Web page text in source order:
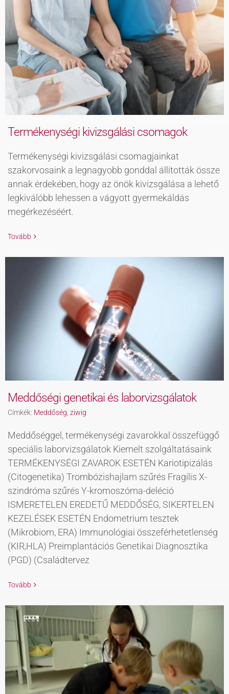
Termékenységi kivizsgálási csomagok
Termékenységi kivizsgálási csomagjainkat
szakorvosaink a legnagyobb gonddal állították össze
annak érdekében, hogy az önök kivizsgálása a lehető
legkiválóbb lehessen a vágyott gyermekáldás
megérkezéséért.
Tovább
Meddőségi genetikai és laborvizsgálatok
Címkék: Meddőség ziwig
Meddőséggel, termékenységi zavarokkal összefüggő
speciális laborvizsgálatok Kiemelt szolgáltatásaink
TERMÉKENYSÉGI ZAVAROK ESETÉN Kariotipizálás
(Citogenetika) Trombózishajlam szűrés Fragilis X-
szindróma szűrés Y-kromoszóma-deléció
ISMERETELEN EREDETŰ MEDDŐSÉG, SIKERTELEN
KEZELÉSEK ESETÉN Endometrium tesztek
(Mikrobiom, ERA) Immunológiai összeférhetetlenség
(KIR,HLA) Preimplantációs Genetikai Diagnosztika
(PGD) (Családtervez
Tovább